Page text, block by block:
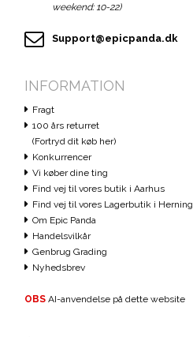
weekend: 10-22)
Support@epicpanda.dk
INFORMATION
Fragt
100 års returret
(Fortryd dit køb her)
Konkurrencer
Vi køber dine ting
Find vej til vores butik i Aarhus
Find vej til vores Lagerbutik i Herning
Om Epic Panda
Handelsvilkår
Genbrug Grading
Nyhedsbrev
OBS AI-anvendelse på dette website